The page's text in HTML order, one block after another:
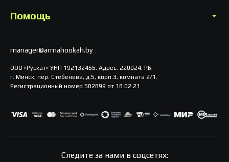
Помощь
manager@armahookah.by
ООО «Рускат» УНП 192132455. Адрес: 220024, РБ,
г. Минск, пер. Стебенева, д.5, корп.3, комната 2/1.
Регистрационный номер 502899 от 18.02.21
Следите за нами в соцсетях: